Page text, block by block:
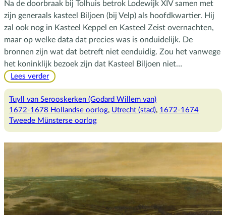
Na de doorbraak bij Tolhuis betrok Lodewijk XIV samen met
zijn generaals kasteel Biljoen (bij Velp) als hoofdkwartier. Hij
zal ook nog in Kasteel Keppel en Kasteel Zeist overnachten,
maar op welke data dat precies was is onduidelijk. De
bronnen zijn wat dat betreft niet eenduidig. Zou het vanwege
het koninklijk bezoek zijn dat Kasteel Biljoen niet…
Lees verder:
Kasteel
Biljoen
Tuyll van Serooskerken (Godard Willem van)
1672-1678 Hollandse oorlog, Utrecht (stad), 1672-1674
Tweede Münsterse oorlog